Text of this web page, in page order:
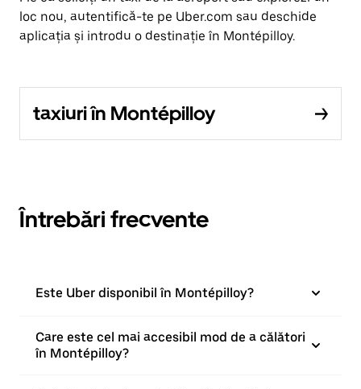
loc nou, autentifică-te pe Uber.com sau deschide
aplicația și introdu o destinație în Montépilloy.
taxiuri în Montépilloy
Întrebări frecvente
Este Uber disponibil în Montépilloy?
Care este cel mai accesibil mod de a călători
în Montépilloy?